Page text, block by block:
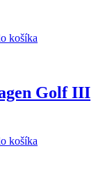
košíka
Golf III
košíka